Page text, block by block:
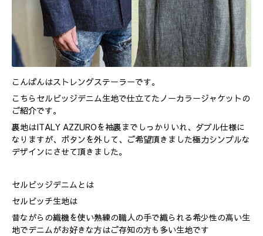
こんばんはストレングステーラーです。
こちらセルビッジデニム生地で仕立てたノーカラージャケットの
ご紹介です。
裏地はITALY AZZUROを袖裏までしっかりいれ、ダブル仕様に
なりますが、ボタンを外して、ご希望頂きました極力シンプルな
デザインにさせて頂きました。
セルビッジデニムとは
セルビッチ生地は
昔ながらの織機を使い熟練の職人の手で織られる希少性の高い生
地でデニムがお好きな方はご存知の方も多い生地です